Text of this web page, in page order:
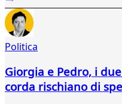
Politica
Giorgia e Pedro, i
corda rischiano di